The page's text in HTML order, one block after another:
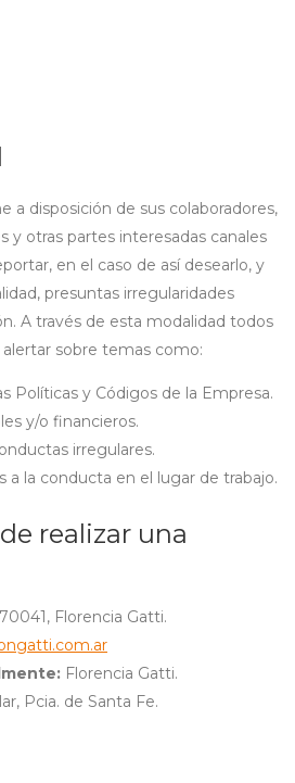
a disposición de sus colaboradores,
y otras partes interesadas canales
en el caso de así desearlo, y
presuntas irregularidades
A través de esta modalidad todos
sobre temas como:
Políticas y Códigos de la Empresa.
y/o financieros.
irregulares.
a la conducta en el lugar de trabajo.
realizar una
Florencia Gatti.
Florencia Gatti.
Pcia. de Santa Fe.